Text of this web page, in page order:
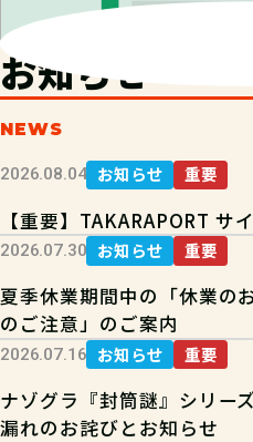
お知らせ
NEWS
2026.08.04 お知らせ 重要
【重要】TAKARAPORT サ
2026.07.30 お知らせ 重要
夏季休業期間中の「休業の
のご注意」のご案内
2026.07.16 お知らせ 重要
ナゾグラ『封筒謎』シリー
漏れのお詫びとお知らせ